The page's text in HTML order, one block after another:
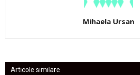
Mihaela Ursan
Articole similare